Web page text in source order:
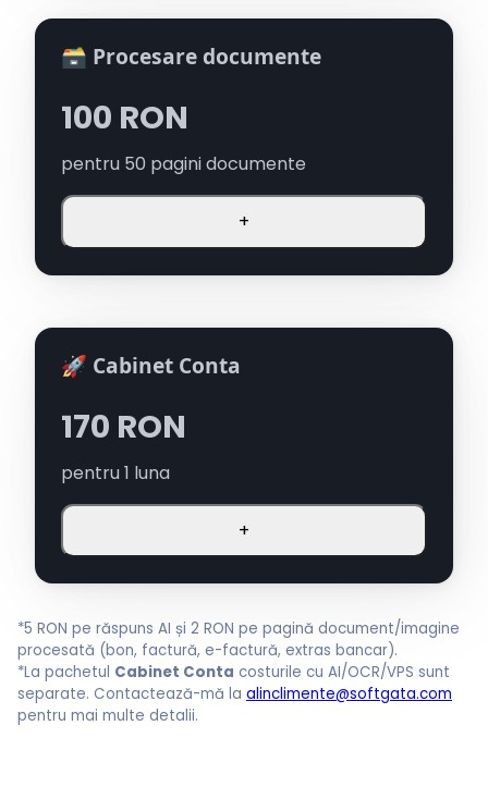
🗃️ Procesare documente
100 RON
pentru 50 pagini documente
+
🚀 Cabinet Conta
170 RON
pentru1 luna
+
*5 RON pe răspuns AI și 2 RON pe pagină document/imagine
procesată (bon, factură, e-factură, extras bancar).
*La pachetul Cabinet Conta costurile cu AI/OCR/VPS sunt
separate. Contactează-mă la alinclimente@softgata.com
pentru mai multe detalii.